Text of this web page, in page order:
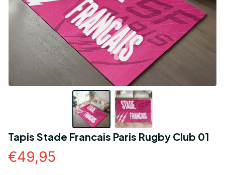
Tapis Stade Francais Paris Rugby Club 01
€49,95